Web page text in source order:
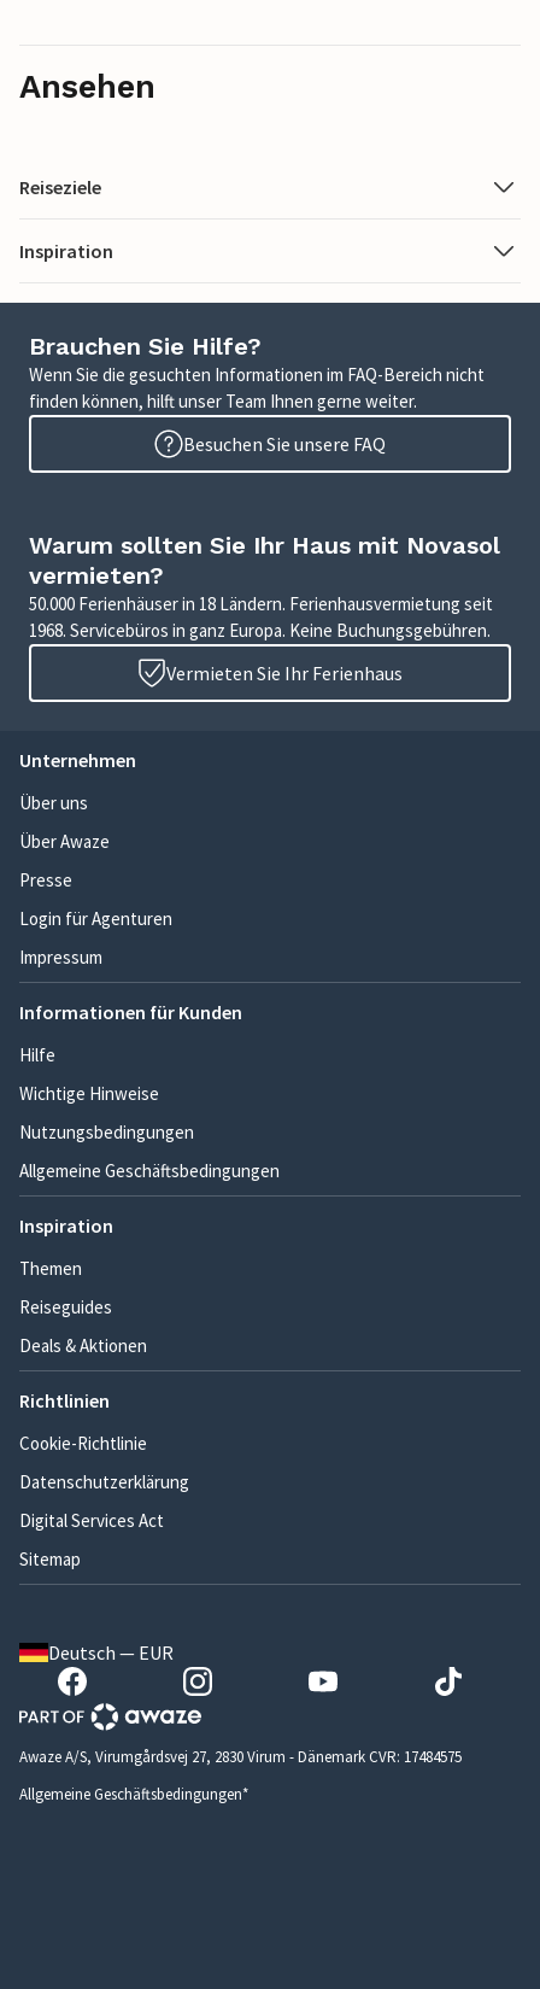
Ansehen
Reiseziele
Inspiration
Brauchen Sie Hilfe?
Wenn Sie die gesuchten Informationen im FAQ-Bereich nicht
finden können, hilft unser Team Ihnen gerne weiter.
Besuchen Sie unsere FAQ
Warum sollten Sie Ihr Haus mit Novasol
vermieten?
50.000 Ferienhäuser in 18 Ländern. Ferienhausvermietung seit
1968. Servicebüros in ganz Europa. Keine Buchungsgebühren.
Vermieten Sie Ihr Ferienhaus
Unternehmen
Über uns
Über Awaze
Presse
Login für Agenturen
Impressum
Informationen für Kunden
Hilfe
Wichtige Hinweise
Nutzungsbedingungen
Allgemeine Geschäftsbedingungen
Inspiration
Themen
Reiseguides
Deals & Aktionen
Richtlinien
Cookie-Richtlinie
Datenschutzerklärung
Digital Services Act
Sitemap
Deutsch — EUR
Awaze A/S, Virumgårdsvej 27, 2830 Virum - Dänemark CVR: 17484575
Allgemeine Geschäftsbedingungen*